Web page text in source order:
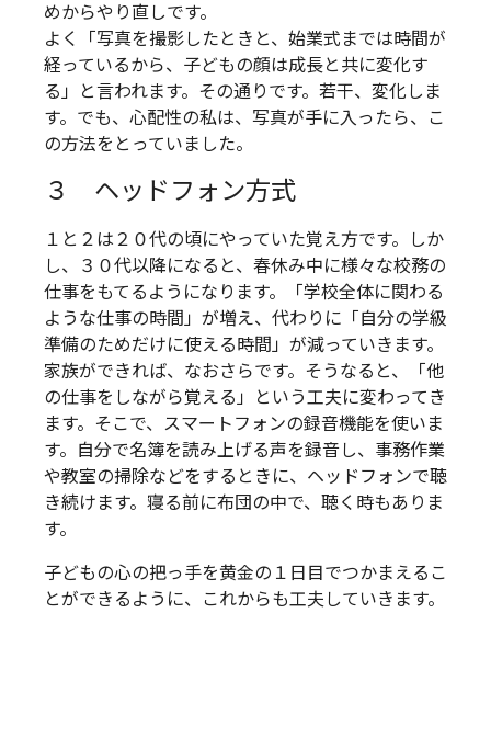
めからやり直しです。
よく「写真を撮影したときと、始業式までは時間が
経っているから、子どもの顔は成長と共に変化す
る」と言われます。その通りです。若干、変化しま
す。でも、心配性の私は、写真が手に入ったら、こ
の方法をとっていました。
３ ヘッドフォン方式
１と２は２０代の頃にやっていた覚え方です。しか
し、３０代以降になると、春休み中に様々な校務の
仕事をもてるようになります。「学校全体に関わる
ような仕事の時間」が増え、代わりに「自分の学級
準備のためだけに使える時間」が減っていきます。
家族ができれば、なおさらです。そうなると、「他
の仕事をしながら覚える」という工夫に変わってき
ます。そこで、スマートフォンの録音機能を使いま
す。自分で名簿を読み上げる声を録音し、事務作業
や教室の掃除などをするときに、ヘッドフォンで聴
き続けます。寝る前に布団の中で、聴く時もありま
す。
子どもの心の把っ手を黄金の１日目でつかまえるこ
とができるように、これからも工夫していきます。